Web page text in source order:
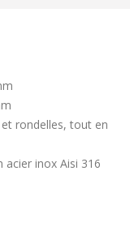
rondelles, tout en
acier inox Aisi 316